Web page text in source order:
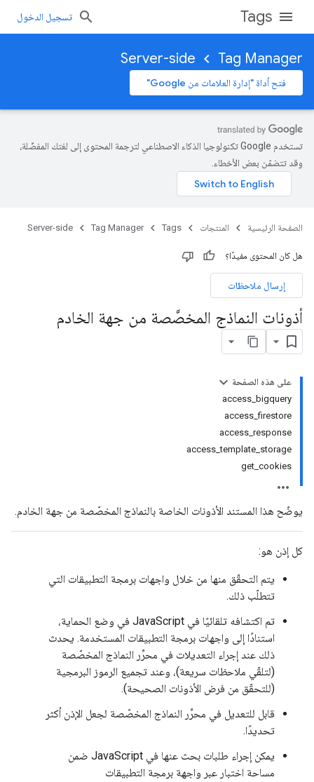
Tags تسجيل الدخول
Tag Manager
Server-side
فتح أداة "إدارة العلامات من Google"
تستخدم Google تكنولوجيا الذكاء الاصطناعي لترجمة المحتوى إلى لغتك المفضّلة،
وقد تتضمّن بعض الأخطاء.
الصفحة الرئيسية المنتجات Tags
Tag Manager
Server-side
هل كان المحتوى مفيدًا؟
إرسال ملاحظات
أذونات النماذج المخصَّصة من جهة الخادم
على هذه الصفحة
access_bigquery
access_firestore
access_response
access_template_storage
get_cookies
يوضّح هذا المستند الأذونات الخاصة بالنماذج المخصّصة من جهة الخادم.
كل إذن هو:
يتم التحقّق منها من خلال واجهات برمجة التطبيقات التي
تتطلّب ذلك.
تم اكتشافه تلقائيًا في JavaScript في وضع الحماية،
استنادًا إلى واجهات برمجة التطبيقات المستخدمة. يحدث
ذلك عند إجراء التعديلات في محرِّر النماذج المخصّصة
(لتلقّي ملاحظات سريعة)، وعند تجميع الرموز البرمجية
(للتحقّق من فرض الأذونات الصحيحة).
قابل للتعديل في محرِّر النماذج المخصّصة لجعل الإذن أكثر
تحديدًا.
يمكن إجراء طلبات بحث عنها في JavaScript ضمن
مساحة اختبار عبر واجهة برمجة التطبيقات